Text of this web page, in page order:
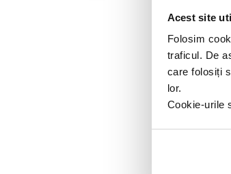
Acest site
Folosim
traficul. De
care folosiți
lor.
Cookie-urile